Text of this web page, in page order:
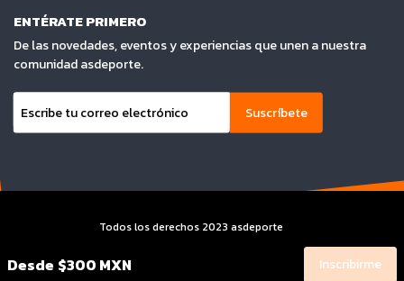
Desde $300 MXN Inscribirme
ENTÉRATE PRIMERO
De las novedades, eventos y experiencias que unen a nuestra
comunidad asdeporte.
Suscríbete
Todos los derechos 2023 asdeporte
Terminos y condiciones y Aviso de privacidad